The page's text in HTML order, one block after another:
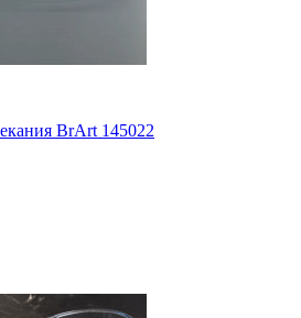
BrArt 145022